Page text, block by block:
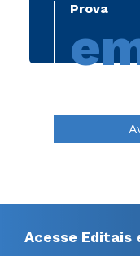
Prova
Acesse Editais